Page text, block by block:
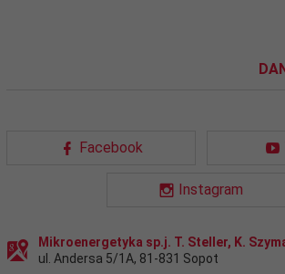
Facebook
Instagram
Mikroenergetyka sp.j. T. Steller, K.
ul. Andersa 5/1A, 81-831 Sopot